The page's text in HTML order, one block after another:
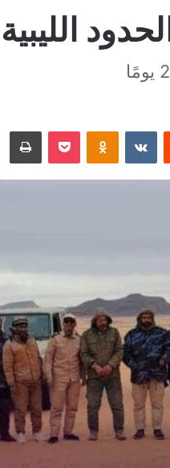
Odnoklassniki
‫Pocket